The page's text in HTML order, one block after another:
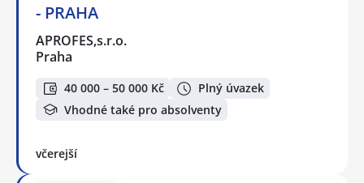
- PRAHA
APROFES,s.r.o.
Praha
40 000 – 50 000 Kč
Plný úvazek
Vhodné také pro absolventy
včerejší